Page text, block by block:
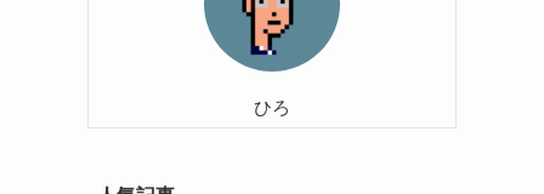
ひろ